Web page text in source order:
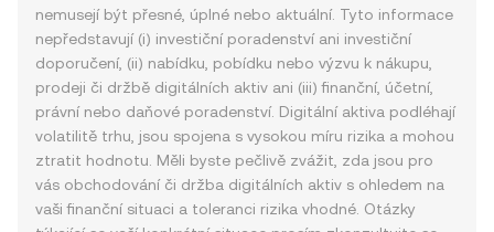
nemusejí být přesné, úplné nebo aktuální. Tyto informace
nepředstavují (i) investiční poradenství ani investiční
doporučení, (ii) nabídku, pobídku nebo výzvu k nákupu,
prodeji či držbě digitálních aktiv ani (iii) finanční, účetní,
právní nebo daňové poradenství. Digitální aktiva podléhají
volatilitě trhu, jsou spojena s vysokou míru rizika a mohou
ztratit hodnotu. Měli byste pečlivě zvážit, zda jsou pro
vás obchodování či držba digitálních aktiv s ohledem na
vaši finanční situaci a toleranci rizika vhodné. Otázky